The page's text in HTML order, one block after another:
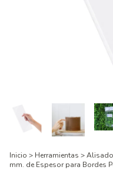
Inicio > Herramientas >
mm. de Espesor para Bordes